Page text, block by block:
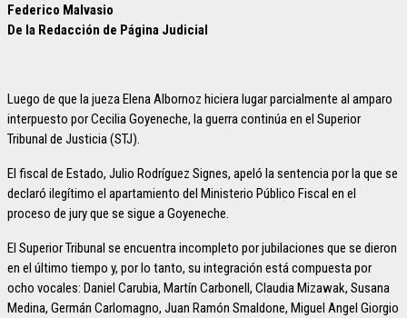
Federico Malvasio
De la Redacción de Página Judicial
Luego de que la jueza Elena Albornoz hiciera lugar parcialmente al amparo
interpuesto por Cecilia Goyeneche, la guerra continúa en el Superior
Tribunal de Justicia (STJ).
El fiscal de Estado, Julio Rodríguez Signes, apeló la sentencia por la que se
declaró ilegítimo el apartamiento del Ministerio Público Fiscal en el
proceso de jury que se sigue a Goyeneche.
El Superior Tribunal se encuentra incompleto por jubilaciones que se dieron
en el último tiempo y, por lo tanto, su integración está compuesta por
ocho vocales: Daniel Carubia, Martín Carbonell, Claudia Mizawak, Susana
Medina, Germán Carlomagno, Juan Ramón Smaldone, Miguel Angel Giorgio